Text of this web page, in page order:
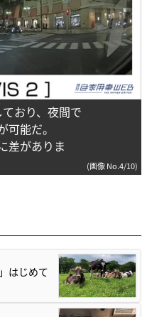
おり、夜間で
能だ。
差がありま
(画像 No.4/10)
はじめて